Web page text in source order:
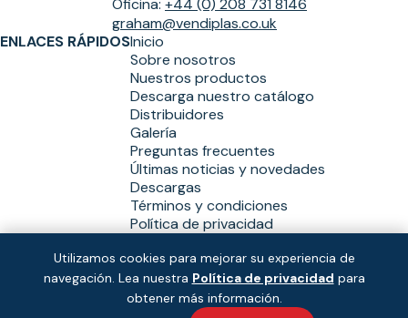
Oficina: +44 (0) 208 731 8146
graham@vendiplas.co.uk
ENLACES RÁPIDOSInicio
Sobre nosotros
Nuestros productos
Descarga nuestro catálogo
Distribuidores
Galería
Preguntas frecuentes
Últimas noticias y novedades
Descargas
Términos y condiciones
Política de privacidad
Copyright © Vendiplas 2026 Solución:
Utilizamos cookies para mejorar su experiencia de
navegación. Lea nuestra Política de privacidad para
obtener más información.